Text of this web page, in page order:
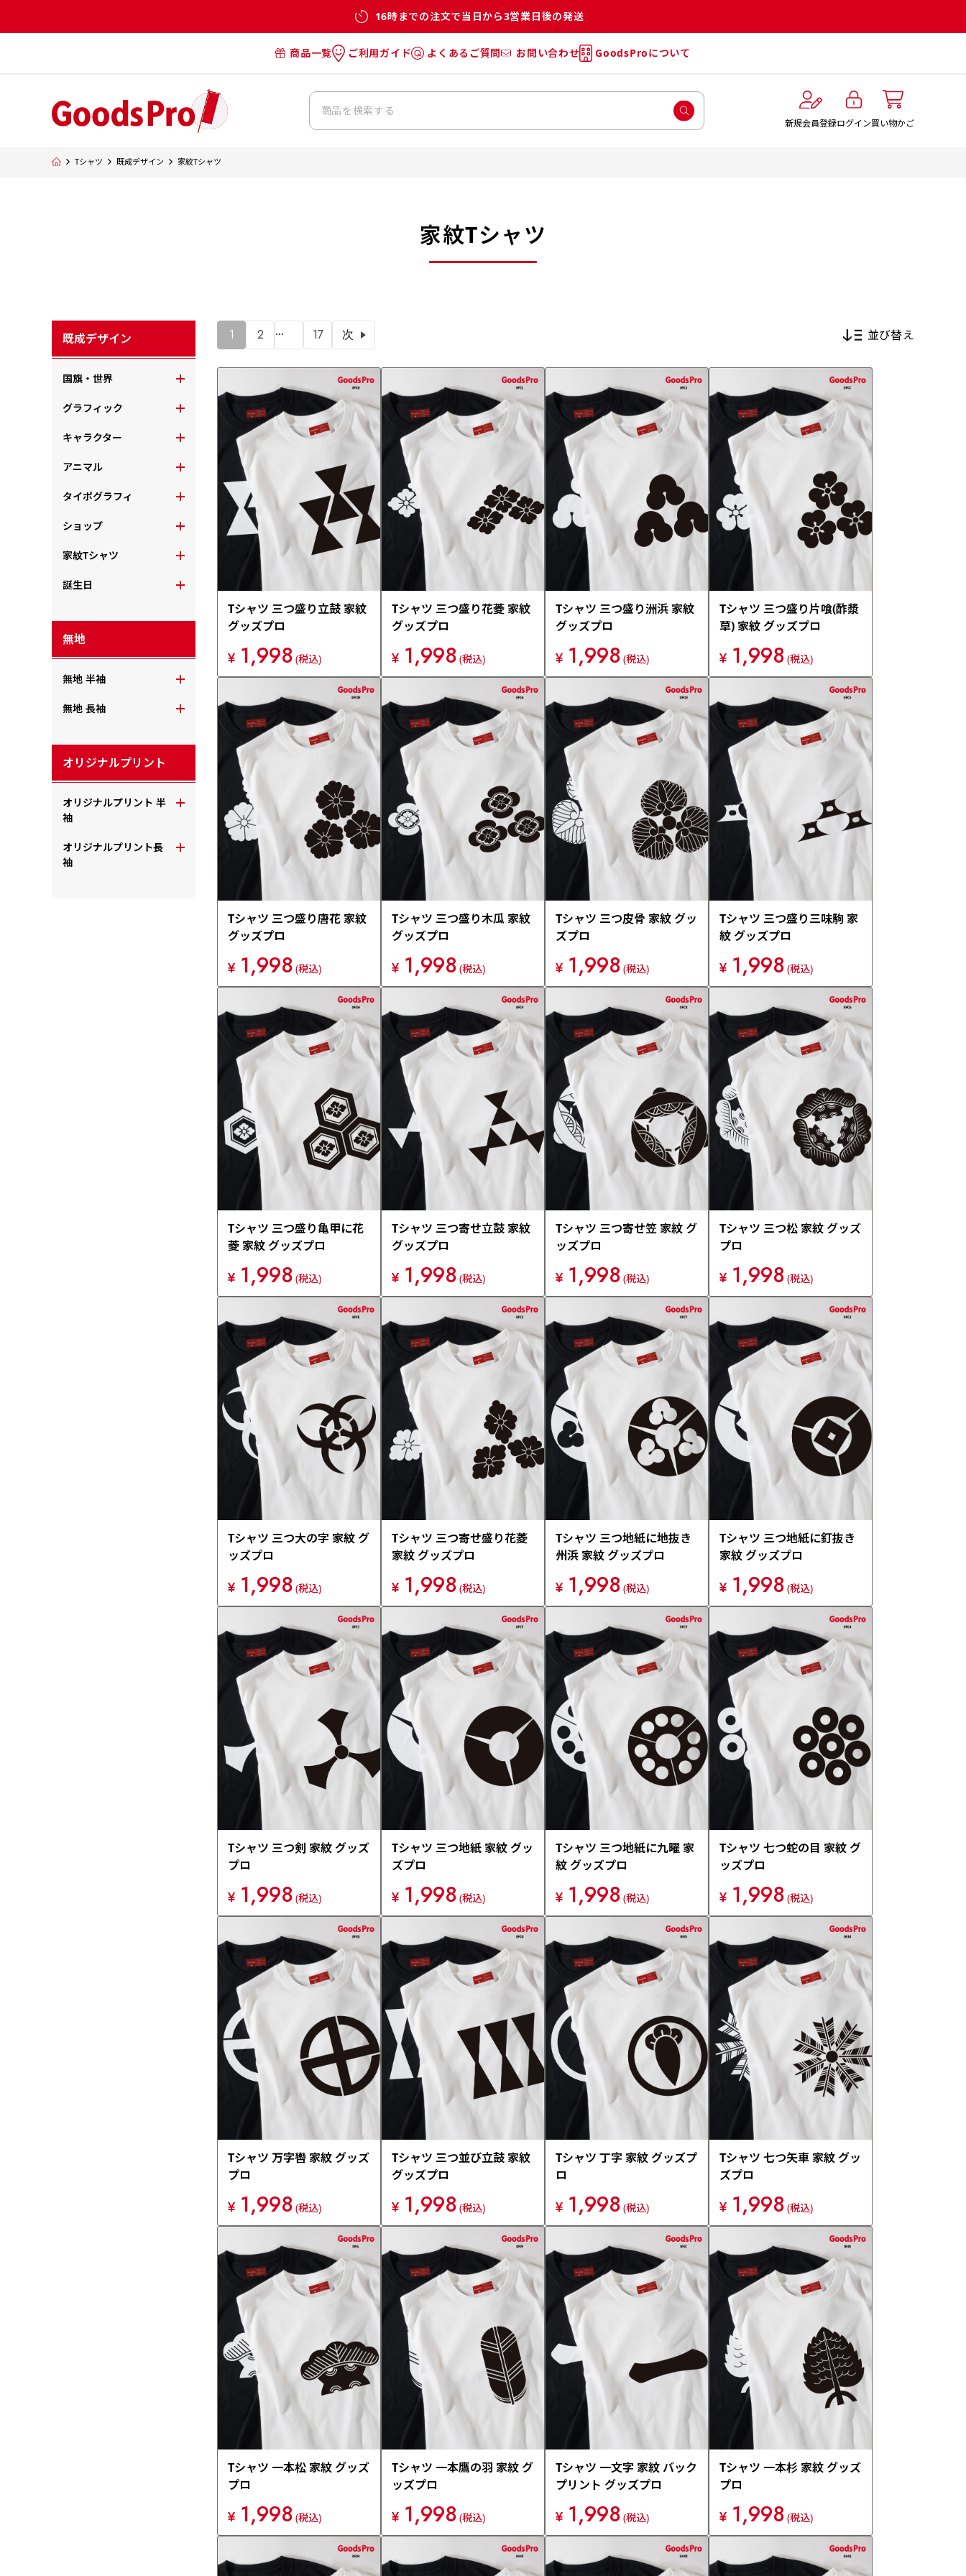
16時までの注文で当日から3営業日後の発送
商品一覧
オリジナルのぼり
オリジナルタオル
ご利用ガイド
のぼりのご利用ガイド
Tシャツのご利用ガイド
よくあるご質問
のぼりのよくあるご質問
お問い合わせ GoodsProについて
新規会員登録ログイン買い物かご
Tシャツ 既成デザイン 家紋Tシャツ
家紋Tシャツ
既成デザイン
国旗・世界
グラフィック
キャラクター
アニマル
タイポグラフィ
ショップ
家紋Tシャツ
誕生日
無地
無地 半袖
無地 長袖
オリジナルプリント
オリジナルプリント 半
袖
オリジナルプリント長
袖
1 2 … 17 次 並び替え
新着順
価格が安い順
価格が高い順
Tシャツ 三つ盛り立鼓 家紋
グッズプロ
¥ 1,998 (税込)
Tシャツ 三つ盛り花菱 家紋
グッズプロ
¥ 1,998 (税込)
Tシャツ 三つ盛り洲浜 家紋
グッズプロ
¥ 1,998 (税込)
Tシャツ 三つ盛り片喰(酢漿
草) 家紋 グッズプロ
¥ 1,998 (税込)
Tシャツ 三つ盛り唐花 家紋
グッズプロ
¥ 1,998 (税込)
Tシャツ 三つ盛り木瓜 家紋
グッズプロ
¥ 1,998 (税込)
Tシャツ 三つ皮骨 家紋 グッ
ズプロ
¥ 1,998 (税込)
Tシャツ 三つ盛り三味駒 家
紋 グッズプロ
¥ 1,998 (税込)
Tシャツ 三つ盛り亀甲に花
菱 家紋 グッズプロ
¥ 1,998 (税込)
Tシャツ 三つ寄せ立鼓 家紋
グッズプロ
¥ 1,998 (税込)
Tシャツ 三つ寄せ笠 家紋 グ
ッズプロ
¥ 1,998 (税込)
Tシャツ 三つ松 家紋 グッズ
プロ
¥ 1,998 (税込)
Tシャツ 三つ大の字 家紋 グ
ッズプロ
¥ 1,998 (税込)
Tシャツ 三つ寄せ盛り花菱
家紋 グッズプロ
¥ 1,998 (税込)
Tシャツ 三つ地紙に地抜き
州浜 家紋 グッズプロ
¥ 1,998 (税込)
Tシャツ 三つ地紙に釘抜き
家紋 グッズプロ
¥ 1,998 (税込)
Tシャツ 三つ剣 家紋 グッズ
プロ
¥ 1,998 (税込)
Tシャツ 三つ地紙 家紋 グッ
ズプロ
¥ 1,998 (税込)
Tシャツ 三つ地紙に九曜 家
紋 グッズプロ
¥ 1,998 (税込)
Tシャツ 七つ蛇の目 家紋 グ
ッズプロ
¥ 1,998 (税込)
Tシャツ 万字轡 家紋 グッズ
プロ
¥ 1,998 (税込)
Tシャツ 三つ並び立鼓 家紋
グッズプロ
¥ 1,998 (税込)
Tシャツ 丁字 家紋 グッズプ
ロ
¥ 1,998 (税込)
Tシャツ 七つ矢車 家紋 グッ
ズプロ
¥ 1,998 (税込)
Tシャツ 一本松 家紋 グッズ
プロ
¥ 1,998 (税込)
Tシャツ 一本鷹の羽 家紋 グ
ッズプロ
¥ 1,998 (税込)
Tシャツ 一文字 家紋 バック
プリント グッズプロ
¥ 1,998 (税込)
Tシャツ 一本杉 家紋 グッズ
プロ
¥ 1,998 (税込)